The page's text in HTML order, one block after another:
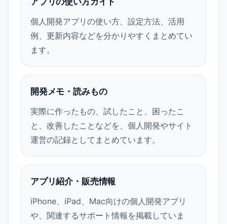
個人開発アプリの使い方、設定方法、活用
例、更新内容などを分かりやすくまとめてい
ます。
開発メモ・読みもの
実際に作ったもの、試したこと、困ったこ
と、改善したことなどを、個人開発やサイト
運営の記録としてまとめています。
アプリ紹介・販売情報
iPhone、iPad、Mac向けの個人開発アプリ
や、関連するサポート情報を掲載していま